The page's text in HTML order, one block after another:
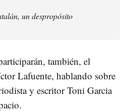
un despropósito
también, el
Lafuente, hablando sobre
y escritor Toni Garcia